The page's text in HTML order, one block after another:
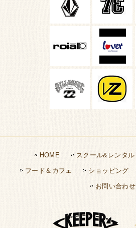
HOME スクール&レンタル
フード＆カフェ ショッピング
お問い合わせ